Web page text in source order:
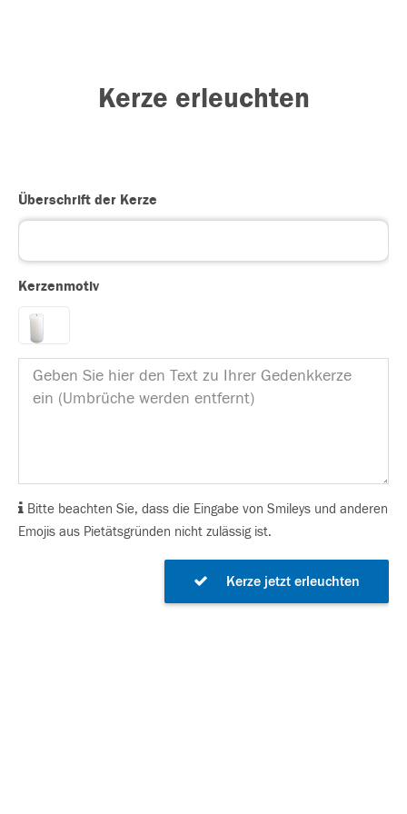
Kerze erleuchten
Überschrift der Kerze
Kerzenmotiv
Bitte beachten Sie, dass die Eingabe von Smileys und anderen
Emojis aus Pietätsgründen nicht zulässig ist.
Kerze jetzt erleuchten